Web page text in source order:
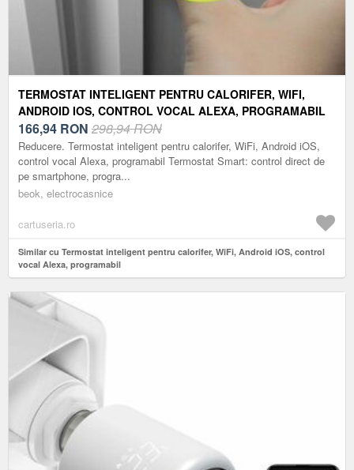
TERMOSTAT INTELIGENT PENTRU CALORIFER, WIFI,
ANDROID IOS, CONTROL VOCAL ALEXA, PROGRAMABIL
166,94 RON 298,94 RON
Reducere. Termostat inteligent pentru calorifer, WiFi, Android iOS,
control vocal Alexa, programabil Termostat Smart: control direct de
pe smartphone, progra...
beok, electrocasnice
cartuseria.ro
Similar cu Termostat inteligent pentru calorifer, WiFi, Android iOS, control
vocal Alexa, programabil